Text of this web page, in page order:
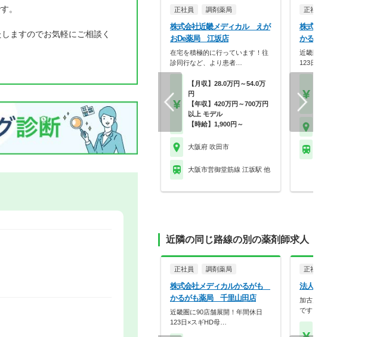
。
ますのでお気軽にご相談く
正社員 調剤薬局
株式会社近畿メディカル えが
おDe薬局 江坂店
在宅を積極的に行っています！往
診同行など、より患者…
【月収】28.0万円～54.0万
円
【年収】420万円～700万円
以上 モデル
【時給】1,900円～
大阪府 吹田市
大阪市営御堂筋線 江坂駅 他
正社員
株式会社メディカルかる
かるがも薬局 江坂店
近畿圏に90店舗展開！年間
123日×スギHD母…
近隣の同じ路線の別の薬剤師求人
正社員 調剤薬局
株式会社メディカルかるがも
かるがも薬局 千里山田店
近畿圏に90店舗展開！年間休日
123日×スギHD母…
正社員
法人名非公開
加古川を中心に展開している
です。バランスの良い…